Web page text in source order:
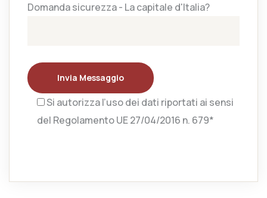
Domanda sicurezza - La capitale d'Italia?
Invia Messaggio
Si autorizza l’uso dei dati riportati ai sensi
del Regolamento UE 27/04/2016 n. 679*